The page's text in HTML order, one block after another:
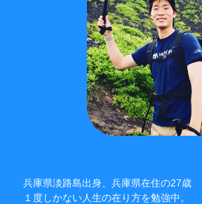
兵庫県淡路島出身、兵庫県在住の27歳
１度しかない人生の在り方を勉強中。